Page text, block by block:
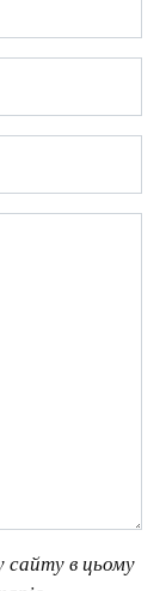
сайту в цьому